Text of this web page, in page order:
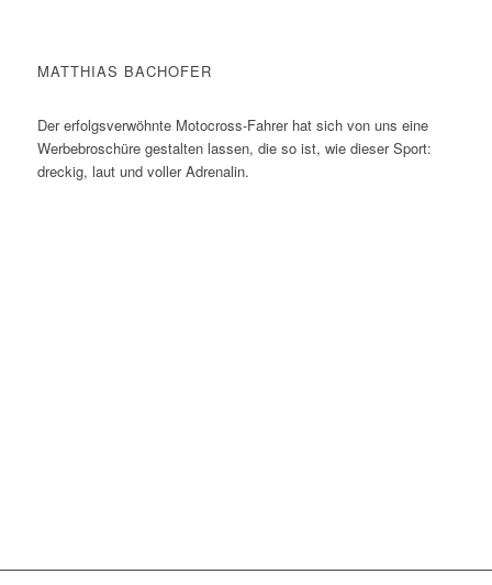
MATTHIAS BACHOFER
Der erfolgsverwöhnte Motocross-Fahrer hat sich von uns eine
Werbebroschüre gestalten lassen, die so ist, wie dieser Sport:
dreckig, laut und voller Adrenalin.